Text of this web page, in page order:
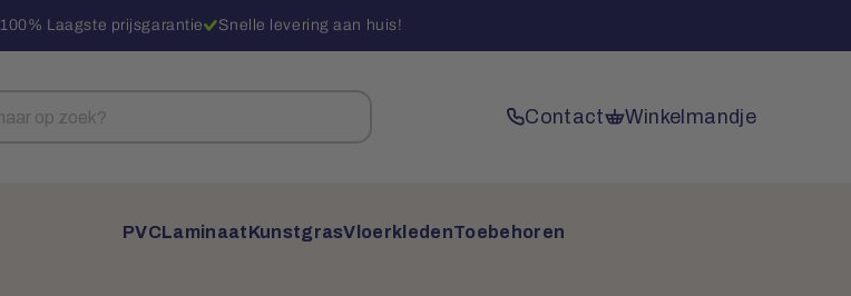
100% Laagste prijsgarantie Snelle levering aan huis!
Contact Winkelmandje
PVCLaminaatKunstgrasVloerkledenToebehoren